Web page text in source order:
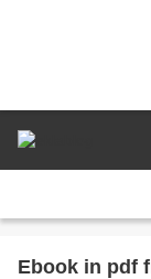
Ebook in pdf